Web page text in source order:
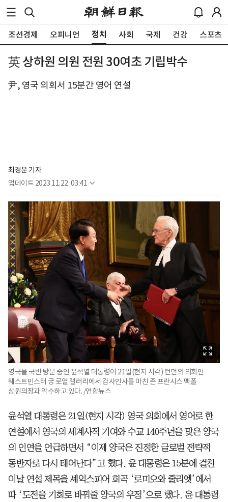
조선경제 오피니언 정치 사회 국제 건강 스포츠
英 상하원 의원 전원 30여초 기립박수
尹, 영국 의회서 15분간 영어 연설
최경운 기자
업데이트 2023.11.22. 03:41
영국을 국빈 방문 중인 윤석열 대통령이 21일(현지 시각) 런던의 의회인
웨스트민스터 궁 로열 갤러리에서 감사인사를 마친 존 프란시스 맥폴
상원의장과 악수하고 있다. /연합뉴스
윤석열 대통령은 21일(현지 시각) 영국 의회에서 영어로 한
연설에서 영국의 세계사적 기여와 수교 140주년을 맞은 양국
의 인연을 언급하면서 “이제 양국은 진정한 글로벌 전략적
동반자로 다시 태어난다”고 했다. 윤 대통령은 15분에 걸친
이날 연설 제목을 셰익스피어 희곡 ‘로미오와 줄리엣’에서
따 ‘도전을 기회로 바꿔줄 양국의 우정’으로 했다. 윤 대통령